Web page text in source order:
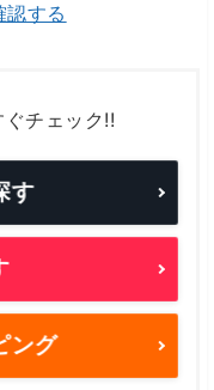
する
チェック!!
す
ング